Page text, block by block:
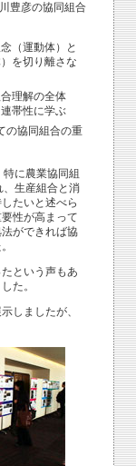
豊彦の協同組合
（運動体）と
を切り離さな
理解の全体
帯性に学ぶ
の協同組合の重
に農業協同組
、生産組合と消
たいと述べら
性が高まって
ができれば協
という声もあ
た。
しましたが、